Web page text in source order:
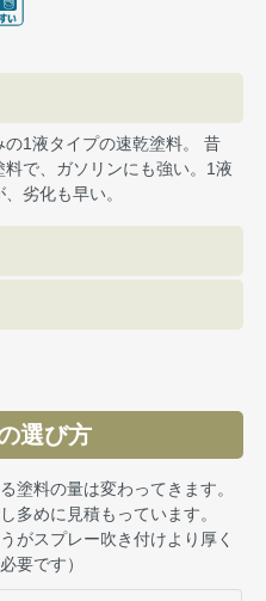
1液タイプの速乾塗料。 昔
で、ガソリンにも強い。1液
劣化も早い。
選び方
塗料の量は変わってきます。
多めに見積もっています。
がスプレー吹き付けより厚く
要です）